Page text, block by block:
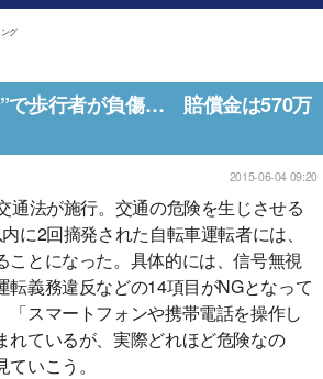
グ
”で歩行者が負傷… 賠償金は570万
2015-06-04 09:20
通法が施行。交通の危険を生じさせる
に2回摘発された自転車運転者には、
ことになった。具体的には、信号無視
転義務違反などの14項目がNGとなって
「スマートフォンや携帯電話を操作し
れているが、実際どれほど危険なの
いこう。